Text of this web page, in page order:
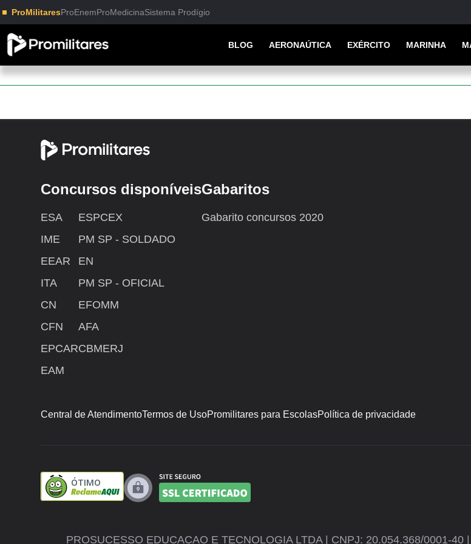
ProMilitaresProEnemProMedicinaSistema Prodígio
BLOG AERONAÚTICA EXÉRCITO MARINHA
Concursos disponíveis
ESA
IME
EEAR
ITA
CN
CFN
EPCAR
EAM
ESPCEX
PM SP - SOLDADO
EN
PM SP - OFICIAL
EFOMM
AFA
CBMERJ
Gabaritos
Gabarito concursos 2020
Central de AtendimentoTermos de UsoPromilitares para EscolasPolítica de privacidade
ÓTIMO
PROSUCESSO EDUCACAO E TECNOLOGIA LTDA | CNPJ: 20.054.368/0001-